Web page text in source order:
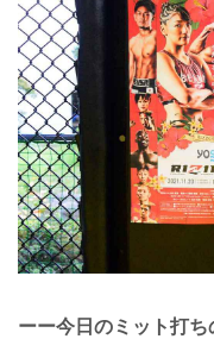
ーー今日のミット打